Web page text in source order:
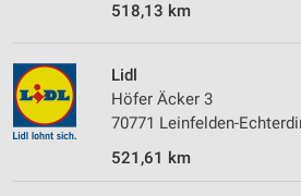
518,13 km
Lidl
Höfer Äcker 3
70771 Leinfelden-
521,61 km